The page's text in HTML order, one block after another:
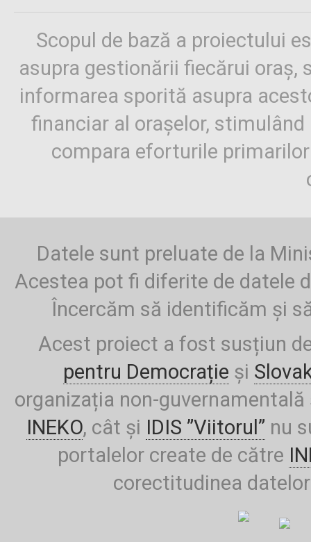
Scopul de bază a proiectului
asupra gestionării fiecărui oraș,
informarea sporită asupra
financiar al orașelor,
compara eforturile
Datele sunt preluate de la
Acestea pot fi diferite de datele
Încercăm să identificăm și
Acest proiect a fost susțiun
pentru Democrație și
organizația non-
INEKO, cât și IDIS ”Viitorul” nu
portalelor create de către
corectitudinea